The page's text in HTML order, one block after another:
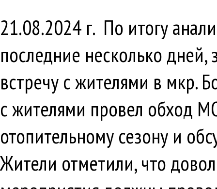
21.08.2024 г. По итогу
последние несколько
встречу с жителями в мкр.
с жителями провел обход
отопительному сезону и
Жители отметили, что